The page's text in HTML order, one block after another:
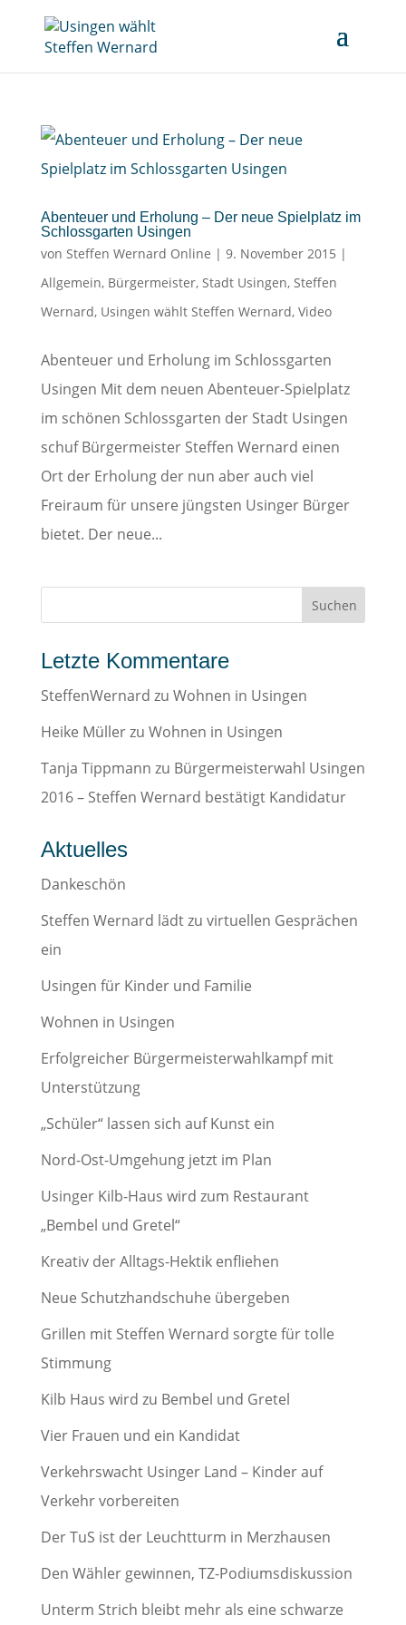
Abenteuer und Erholung – Der neue Spielplatz im
Schlossgarten Usingen
von Steffen Wernard Online | 9. November 2015 |
Allgemein, Bürgermeister, Stadt Usingen, Steffen
Wernard, Usingen wählt Steffen Wernard, Video
Abenteuer und Erholung im Schlossgarten
Usingen Mit dem neuen Abenteuer-Spielplatz
im schönen Schlossgarten der Stadt Usingen
schuf Bürgermeister Steffen Wernard einen
Ort der Erholung der nun aber auch viel
Freiraum für unsere jüngsten Usinger Bürger
bietet. Der neue...
Letzte Kommentare
SteffenWernard zu Wohnen in Usingen
Heike Müllerzu Wohnen in Usingen
Tanja Tippmann zu Bürgermeisterwahl Usingen
2016 – Steffen Wernard bestätigt Kandidatur
Aktuelles
Dankeschön
Steffen Wernard lädt zu virtuellen Gesprächen
ein
Usingen für Kinder und Familie
Wohnen in Usingen
Erfolgreicher Bürgermeisterwahlkampf mit
Unterstützung
„Schüler“ lassen sich auf Kunst ein
Nord-Ost-Umgehung jetzt im Plan
Usinger Kilb-Haus wird zum Restaurant
„Bembel und Gretel“
Kreativ der Alltags-Hektik enfliehen
Neue Schutzhandschuhe übergeben
Grillen mit Steffen Wernard sorgte für tolle
Stimmung
Kilb Haus wird zu Bembel und Gretel
Vier Frauen und ein Kandidat
Verkehrswacht Usinger Land – Kinder auf
Verkehr vorbereiten
Der TuS ist der Leuchtturm in Merzhausen
Den Wähler gewinnen, TZ-Podiumsdiskussion
Unterm Strich bleibt mehr als eine schwarze